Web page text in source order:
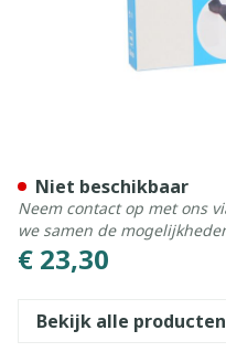
€ 23,30
Niet beschikbaar
Neem contact op met ons
we samen de
Bekijk alle